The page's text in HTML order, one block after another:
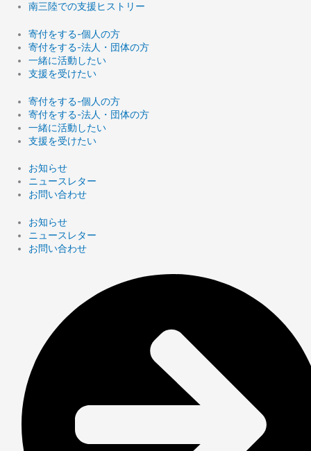
南三陸での支援ヒストリー
寄付をする-個人の方
寄付をする-法人・団体の方
一緒に活動したい
支援を受けたい
寄付をする-個人の方
寄付をする-法人・団体の方
一緒に活動したい
支援を受けたい
お知らせ
ニュースレター
お問い合わせ
お知らせ
ニュースレター
お問い合わせ